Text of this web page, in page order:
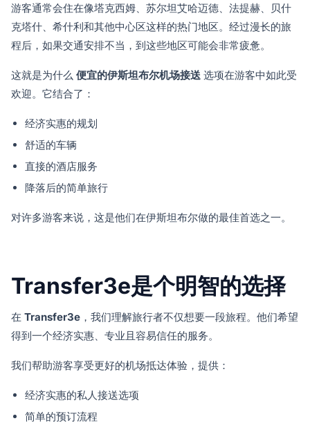
游客通常会住在像塔克西姆、苏尔坦艾哈迈德、法提赫、贝什
克塔什、希什利和其他中心区这样的热门地区。经过漫长的旅
程后，如果交通安排不当，到这些地区可能会非常疲惫。
这就是为什么 便宜的伊斯坦布尔机场接送 选项在游客中如此受
欢迎。它结合了：
经济实惠的规划
舒适的车辆
直接的酒店服务
降落后的简单旅行
对许多游客来说，这是他们在伊斯坦布尔做的最佳首选之一。
Transfer3e是个明智的选择
在 Transfer3e ，我们理解旅行者不仅想要一段旅程。他们希望
得到一个经济实惠、专业且容易信任的服务。
我们帮助游客享受更好的机场抵达体验，提供：
经济实惠的私人接送选项
简单的预订流程